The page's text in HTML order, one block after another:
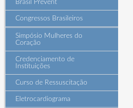
Brasil Prevent
Congressos Brasileiros
Simpósio Mulheres do
Coração
Credenciamento de
Instituições
Curso de Ressuscitação
Eletrocardiograma